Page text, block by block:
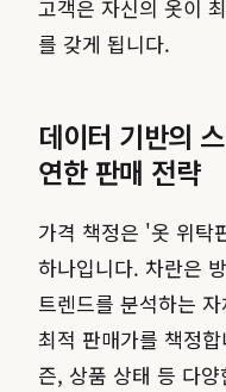
고객은 자신의 옷이
를 갖게 됩니다.
데이터 기반의
연한 판매 전략
가격 책정은 '옷 위탁
하나입니다. 차란은
트렌드를 분석하는
최적 판매가를 책정
즌, 상품 상태 등 다